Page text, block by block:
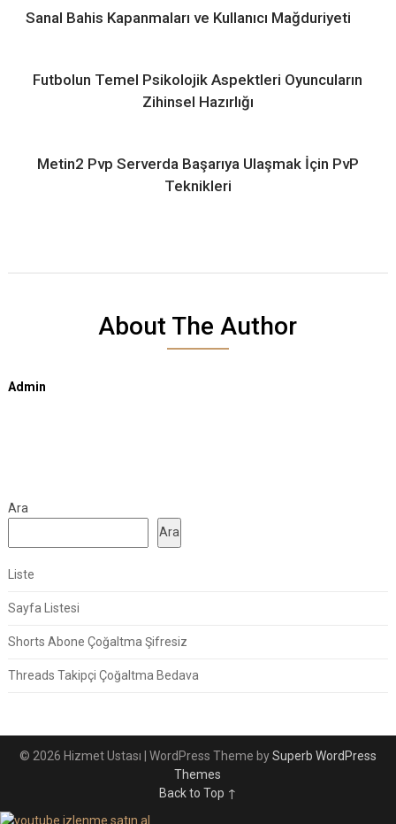
Sanal Bahis Kapanmaları ve Kullanıcı Mağduriyeti
Futbolun Temel Psikolojik Aspektleri Oyuncuların
Zihinsel Hazırlığı
Metin2 Pvp Serverda Başarıya Ulaşmak İçin PvP
Teknikleri
About The Author
Admin
Ara
Ara
Liste
Sayfa Listesi
Shorts Abone Çoğaltma Şifresiz
Threads Takipçi Çoğaltma Bedava
© 2026 Hizmet Ustası | WordPress Theme bySuperb WordPress
Themes
Back to Top ↑